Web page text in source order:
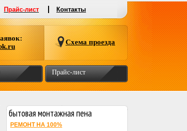
бытовая монтажная пена
РЕМОНТ НА 100%
Прайс-лист Контакты
Схема проезда
Прайс-лист